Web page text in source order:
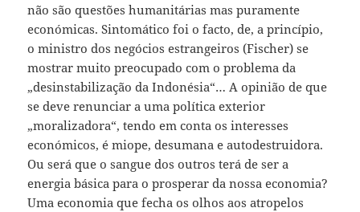
não são questões humanitárias mas puramente
económicas. Sintomático foi o facto, de, a princípio,
o ministro dos negócios estrangeiros (Fischer) se
mostrar muito preocupado com o problema da
„desinstabilização da Indonésia“… A opinião de que
se deve renunciar a uma política exterior
„moralizadora“, tendo em conta os interesses
económicos, é miope, desumana e autodestruidora.
Ou será que o sangue dos outros terá de ser a
energia básica para o prosperar da nossa economia?
Uma economia que fecha os olhos aos atropelos